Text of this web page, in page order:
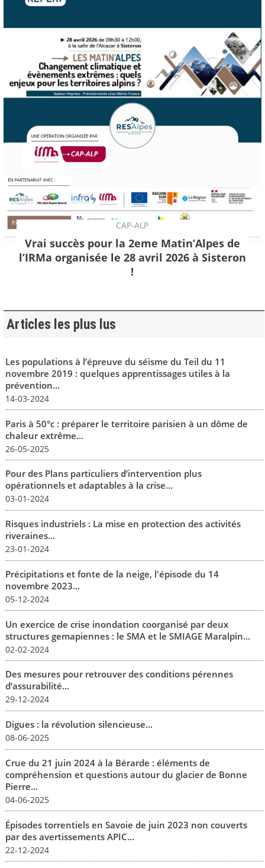
CAP-ALP
Vrai succès pour la 2eme Matin’Alpes de
l’IRMa organisée le 28 avril 2026 à Sisteron
!
Articles les plus lus
Les populations à l’épreuve du séisme du Teil du 11
novembre 2019 : quelques apprentissages utiles à la
prévention...
14-03-2024
Paris à 50°c : préparer le territoire parisien à un dôme de
chaleur extrême...
26-05-2025
Pour des Plans particuliers d’intervention plus
opérationnels et adaptables à la crise...
03-01-2024
Risques industriels : La mise en protection des activités
riveraines...
23-01-2024
Précipitations et fonte de la neige, l'épisode du 14
novembre 2023...
05-12-2024
Un exercice de crise inondation coorganisé par deux
structures gemapiennes : le SMA et le SMIAGE Maralpin...
02-02-2024
Des mesures pour retrouver des conditions pérennes
d’assurabilité...
29-12-2024
Digues : la révolution silencieuse...
08-06-2025
Crue du 21 juin 2024 à la Bérarde : éléments de
compréhension et questions autour du glacier de Bonne
Pierre...
04-06-2025
Épisodes torrentiels en Savoie de juin 2023 non couverts
par des avertissements APIC...
22-12-2024